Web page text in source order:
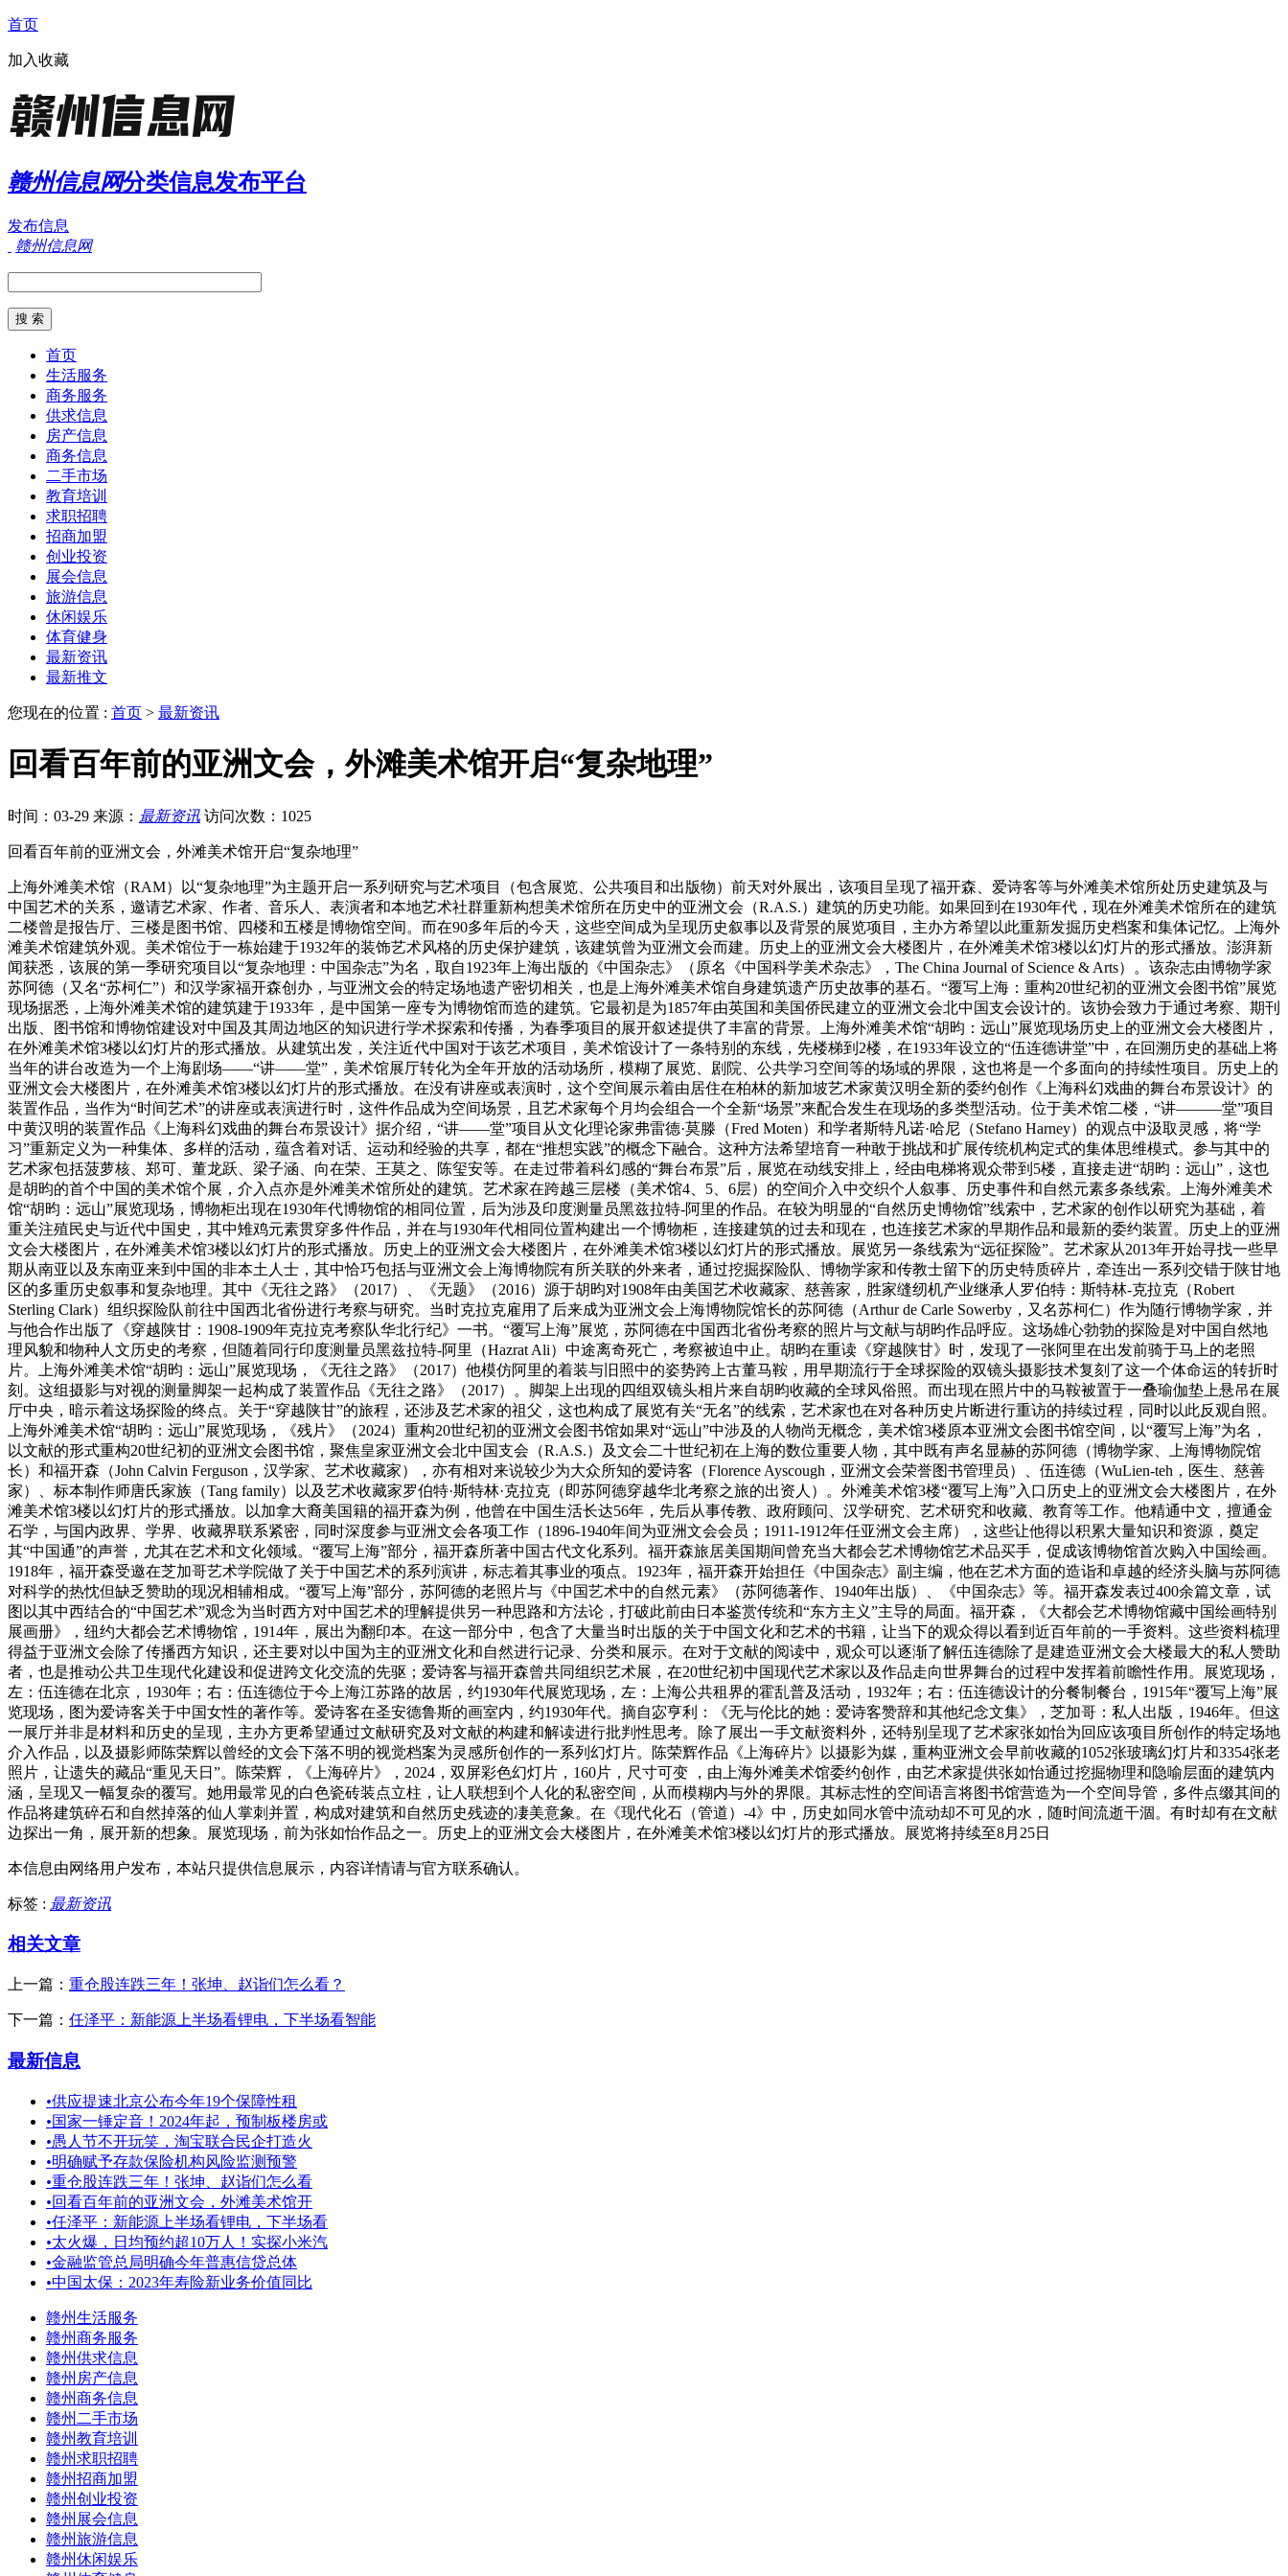
首页
加入收藏
赣州信息网分类信息发布平台
发布信息
赣州信息网
首页
生活服务
商务服务
供求信息
房产信息
商务信息
二手市场
教育培训
求职招聘
招商加盟
创业投资
展会信息
旅游信息
休闲娱乐
体育健身
最新资讯
最新推文
您现在的位置 : 首页 > 最新资讯
回看百年前的亚洲文会，外滩美术馆开启“复杂地理”
时间：03-29 来源： 最新资讯 访问次数：1025
回看百年前的亚洲文会，外滩美术馆开启“复杂地理”
上海外滩美术馆（RAM）以“复杂地理”为主题开启一系列研究与艺术项目（包含展览、公共项目和出版物）前天对外展出，该项目呈现了福开森、爱诗客等与外滩美术馆所处历史建筑及与
中国艺术的关系，邀请艺术家、作者、音乐人、表演者和本地艺术社群重新构想美术馆所在历史中的亚洲文会（R.A.S.）建筑的历史功能。如果回到在1930年代，现在外滩美术馆所在的建筑
二楼曾是报告厅、三楼是图书馆、四楼和五楼是博物馆空间。而在90多年后的今天，这些空间成为呈现历史叙事以及背景的展览项目，主办方希望以此重新发掘历史档案和集体记忆。上海外
滩美术馆建筑外观。美术馆位于一栋始建于1932年的装饰艺术风格的历史保护建筑，该建筑曾为亚洲文会而建。历史上的亚洲文会大楼图片，在外滩美术馆3楼以幻灯片的形式播放。澎湃新
闻获悉，该展的第一季研究项目以“复杂地理：中国杂志”为名，取自1923年上海出版的《中国杂志》（原名《中国科学美术杂志》，The China Journal of Science & Arts）。该杂志由博物学家
苏阿德（又名“苏柯仁”）和汉学家福开森创办，与亚洲文会的特定场地遗产密切相关，也是上海外滩美术馆自身建筑遗产历史故事的基石。“覆写上海：重构20世纪初的亚洲文会图书馆”展览
现场据悉，上海外滩美术馆的建筑建于1933年，是中国第一座专为博物馆而造的建筑。它最初是为1857年由英国和美国侨民建立的亚洲文会北中国支会设计的。该协会致力于通过考察、期刊
出版、图书馆和博物馆建设对中国及其周边地区的知识进行学术探索和传播，为春季项目的展开叙述提供了丰富的背景。上海外滩美术馆“胡昀：远山”展览现场历史上的亚洲文会大楼图片，
在外滩美术馆3楼以幻灯片的形式播放。从建筑出发，关注近代中国对于该艺术项目，美术馆设计了一条特别的东线，先楼梯到2楼，在1933年设立的“伍连德讲堂”中，在回溯历史的基础上将
当年的讲台改造为一个上海剧场——“讲——堂”，美术馆展厅转化为全年开放的活动场所，模糊了展览、剧院、公共学习空间等的场域的界限，这也将是一个多面向的持续性项目。历史上的
亚洲文会大楼图片，在外滩美术馆3楼以幻灯片的形式播放。在没有讲座或表演时，这个空间展示着由居住在柏林的新加坡艺术家黄汉明全新的委约创作《上海科幻戏曲的舞台布景设计》的
装置作品，当作为“时间艺术”的讲座或表演进行时，这件作品成为空间场景，且艺术家每个月均会组合一个全新“场景”来配合发生在现场的多类型活动。位于美术馆二楼，“讲———堂”项目
中黄汉明的装置作品《上海科幻戏曲的舞台布景设计》据介绍，“讲——堂”项目从文化理论家弗雷德·莫滕（Fred Moten）和学者斯特凡诺·哈尼（Stefano Harney）的观点中汲取灵感，将“学
习”重新定义为一种集体、多样的活动，蕴含着对话、运动和经验的共享，都在“推想实践”的概念下融合。这种方法希望培育一种敢于挑战和扩展传统机构定式的集体思维模式。参与其中的
艺术家包括菠萝核、郑可、董龙跃、梁子涵、向在荣、王莫之、陈玺安等。在走过带着科幻感的“舞台布景”后，展览在动线安排上，经由电梯将观众带到5楼，直接走进“胡昀：远山”，这也
是胡昀的首个中国的美术馆个展，介入点亦是外滩美术馆所处的建筑。艺术家在跨越三层楼（美术馆4、5、6层）的空间介入中交织个人叙事、历史事件和自然元素多条线索。上海外滩美术
馆“胡昀：远山”展览现场，博物柜出现在1930年代博物馆的相同位置，后为涉及印度测量员黑兹拉特-阿里的作品。在较为明显的“自然历史博物馆”线索中，艺术家的创作以研究为基础，着
重关注殖民史与近代中国史，其中雉鸡元素贯穿多件作品，并在与1930年代相同位置构建出一个博物柜，连接建筑的过去和现在，也连接艺术家的早期作品和最新的委约装置。历史上的亚洲
文会大楼图片，在外滩美术馆3楼以幻灯片的形式播放。历史上的亚洲文会大楼图片，在外滩美术馆3楼以幻灯片的形式播放。展览另一条线索为“远征探险”。艺术家从2013年开始寻找一些早
期从南亚以及东南亚来到中国的非本土人士，其中恰巧包括与亚洲文会上海博物院有所关联的外来者，通过挖掘探险队、博物学家和传教士留下的历史特质碎片，牵连出一系列交错于陕甘地
区的多重历史叙事和复杂地理。其中《无往之路》（2017）、《无题》（2016）源于胡昀对1908年由美国艺术收藏家、慈善家，胜家缝纫机产业继承人罗伯特：斯特林-克拉克（Robert
Sterling Clark）组织探险队前往中国西北省份进行考察与研究。当时克拉克雇用了后来成为亚洲文会上海博物院馆长的苏阿德（Arthur de Carle Sowerby，又名苏柯仁）作为随行博物学家，并
与他合作出版了《穿越陕甘：1908-1909年克拉克考察队华北行纪》一书。“覆写上海”展览，苏阿德在中国西北省份考察的照片与文献与胡昀作品呼应。这场雄心勃勃的探险是对中国自然地
理风貌和物种人文历史的考察，但随着同行印度测量员黑兹拉特-阿里（Hazrat Ali）中途离奇死亡，考察被迫中止。胡昀在重读《穿越陕甘》时，发现了一张阿里在出发前骑于马上的老照
片。上海外滩美术馆“胡昀：远山”展览现场，《无往之路》（2017）他模仿阿里的着装与旧照中的姿势跨上古董马鞍，用早期流行于全球探险的双镜头摄影技术复刻了这一个体命运的转折时
刻。这组摄影与对视的测量脚架一起构成了装置作品《无往之路》（2017）。脚架上出现的四组双镜头相片来自胡昀收藏的全球风俗照。而出现在照片中的马鞍被置于一叠瑜伽垫上悬吊在展
厅中央，暗示着这场探险的终点。关于“穿越陕甘”的旅程，还涉及艺术家的祖父，这也构成了展览有关“无名”的线索，艺术家也在对各种历史片断进行重访的持续过程，同时以此反观自照。
上海外滩美术馆“胡昀：远山”展览现场，《残片》（2024）重构20世纪初的亚洲文会图书馆如果对“远山”中涉及的人物尚无概念，美术馆3楼原本亚洲文会图书馆空间，以“覆写上海”为名，
以文献的形式重构20世纪初的亚洲文会图书馆，聚焦皇家亚洲文会北中国支会（R.A.S.）及文会二十世纪初在上海的数位重要人物，其中既有声名显赫的苏阿德（博物学家、上海博物院馆
长）和福开森（John Calvin Ferguson，汉学家、艺术收藏家），亦有相对来说较少为大众所知的爱诗客（Florence Ayscough，亚洲文会荣誉图书管理员）、伍连德（WuLien-teh，医生、慈善
家）、标本制作师唐氏家族（Tang family）以及艺术收藏家罗伯特·斯特林·克拉克（即苏阿德穿越华北考察之旅的出资人）。外滩美术馆3楼“覆写上海”入口历史上的亚洲文会大楼图片，在外
滩美术馆3楼以幻灯片的形式播放。以加拿大裔美国籍的福开森为例，他曾在中国生活长达56年，先后从事传教、政府顾问、汉学研究、艺术研究和收藏、教育等工作。他精通中文，擅通金
石学，与国内政界、学界、收藏界联系紧密，同时深度参与亚洲文会各项工作（1896-1940年间为亚洲文会会员；1911-1912年任亚洲文会主席），这些让他得以积累大量知识和资源，奠定
其“中国通”的声誉，尤其在艺术和文化领域。“覆写上海”部分，福开森所著中国古代文化系列。福开森旅居美国期间曾充当大都会艺术博物馆艺术品买手，促成该博物馆首次购入中国绘画。
1918年，福开森受邀在芝加哥艺术学院做了关于中国艺术的系列演讲，标志着其事业的项点。1923年，福开森开始担任《中国杂志》副主编，他在艺术方面的造诣和卓越的经济头脑与苏阿德
对科学的热忱但缺乏赞助的现况相辅相成。“覆写上海”部分，苏阿德的老照片与《中国艺术中的自然元素》（苏阿德著作、1940年出版）、《中国杂志》等。福开森发表过400余篇文章，试
图以其中西结合的“中国艺术”观念为当时西方对中国艺术的理解提供另一种思路和方法论，打破此前由日本鉴赏传统和“东方主义”主导的局面。福开森，《大都会艺术博物馆藏中国绘画特别
展画册》，纽约大都会艺术博物馆，1914年，展出为翻印本。在这一部分中，包含了大量当时出版的关于中国文化和艺术的书籍，让当下的观众得以看到近百年前的一手资料。这些资料梳理
得益于亚洲文会除了传播西方知识，还主要对以中国为主的亚洲文化和自然进行记录、分类和展示。在对于文献的阅读中，观众可以逐渐了解伍连德除了是建造亚洲文会大楼最大的私人赞助
者，也是推动公共卫生现代化建设和促进跨文化交流的先驱；爱诗客与福开森曾共同组织艺术展，在20世纪初中国现代艺术家以及作品走向世界舞台的过程中发挥着前瞻性作用。展览现场，
左：伍连德在北京，1930年；右：伍连德位于今上海江苏路的故居，约1930年代展览现场，左：上海公共租界的霍乱普及活动，1932年；右：伍连德设计的分餐制餐台，1915年“覆写上海”展
览现场，图为爱诗客关于中国女性的著作等。爱诗客在圣安德鲁斯的画室内，约1930年代。摘自宓亨利：《无与伦比的她：爱诗客赞辞和其他纪念文集》，芝加哥：私人出版，1946年。但这
一展厅并非是材料和历史的呈现，主办方更希望通过文献研究及对文献的构建和解读进行批判性思考。除了展出一手文献资料外，还特别呈现了艺术家张如怡为回应该项目所创作的特定场地
介入作品，以及摄影师陈荣辉以曾经的文会下落不明的视觉档案为灵感所创作的一系列幻灯片。陈荣辉作品《上海碎片》以摄影为媒，重构亚洲文会早前收藏的1052张玻璃幻灯片和3354张老
照片，让遗失的藏品“重见天日”。陈荣辉，《上海碎片》，2024，双屏彩色幻灯片，160片，尺寸可变 ，由上海外滩美术馆委约创作，由艺术家提供张如怡通过挖掘物理和隐喻层面的建筑内
涵，呈现又一幅复杂的覆写。她用最常见的白色瓷砖装点立柱，让人联想到个人化的私密空间，从而模糊内与外的界限。其标志性的空间语言将图书馆营造为一个空间导管，多件点缀其间的
作品将建筑碎石和自然掉落的仙人掌刺并置，构成对建筑和自然历史残迹的凄美意象。在《现代化石（管道）-4》中，历史如同水管中流动却不可见的水，随时间流逝干涸。有时却有在文献
边探出一角，展开新的想象。展览现场，前为张如怡作品之一。历史上的亚洲文会大楼图片，在外滩美术馆3楼以幻灯片的形式播放。展览将持续至8月25日
本信息由网络用户发布， 本站只提供信息展示，内容详情请与官方联系确认。
标签 : 最新资讯
相关文章
上一篇： 重仓股连跌三年！张坤、赵诣们怎么看？
下一篇： 任泽平：新能源上半场看锂电，下半场看智能
最新信息
•供应提速北京公布今年19个保障性租
•国家一锤定音！2024年起，预制板楼房或
•愚人节不开玩笑，淘宝联合民企打造火
•明确赋予存款保险机构风险监测预警
•重仓股连跌三年！张坤、赵诣们怎么看
•回看百年前的亚洲文会，外滩美术馆开
•任泽平：新能源上半场看锂电，下半场看
•太火爆，日均预约超10万人！实探小米汽
•金融监管总局明确今年普惠信贷总体
•中国太保：2023年寿险新业务价值同比
赣州生活服务
赣州商务服务
赣州供求信息
赣州房产信息
赣州商务信息
赣州二手市场
赣州教育培训
赣州求职招聘
赣州招商加盟
赣州创业投资
赣州展会信息
赣州旅游信息
赣州休闲娱乐